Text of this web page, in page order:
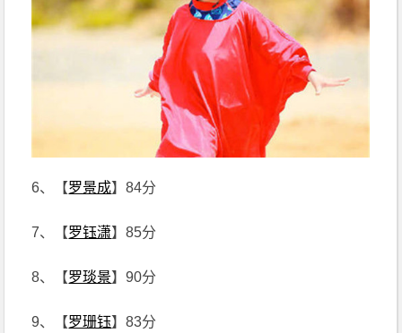
6、【罗景成】84分
7、【罗钰潇】85分
8、【罗琰景】90分
9、【罗珊钰】83分